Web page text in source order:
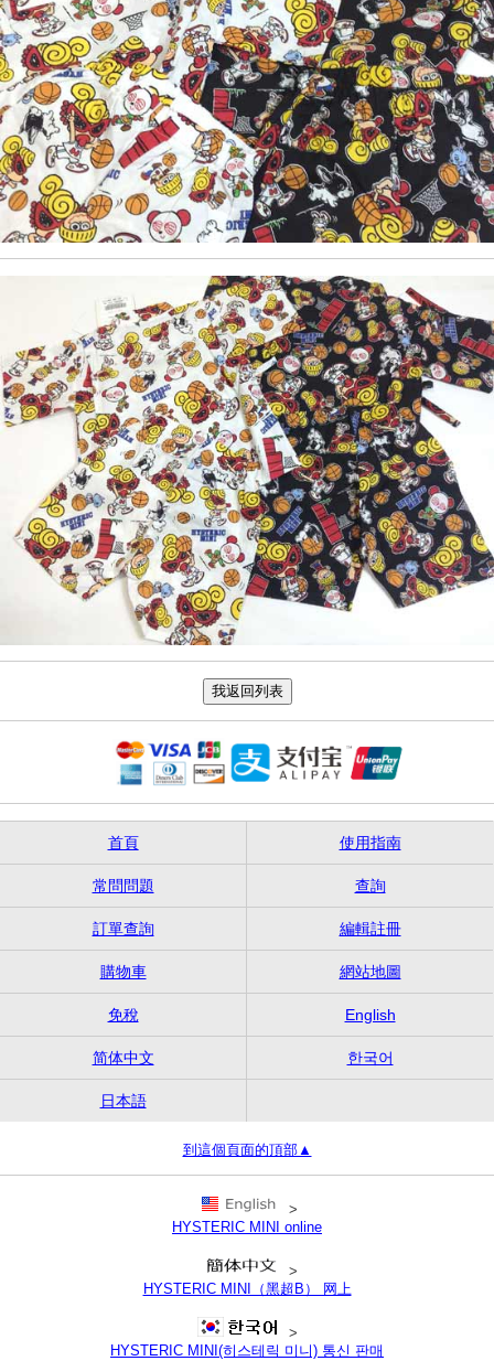
首頁 使用指南
常問問題 查詢
訂單查詢 編輯註冊
購物車 網站地圖
免稅 English
简体中文 한국어
日本語
到這個頁面的頂部▲
>
HYSTERIC MINI online
>
HYSTERIC MINI（黑超B） 网上
>
HYSTERIC MINI(히스테릭 미니) 통신 판매